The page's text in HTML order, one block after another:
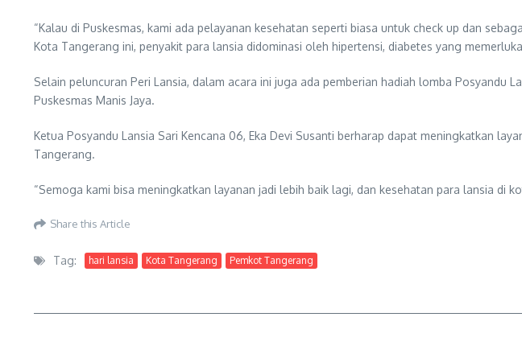
“Kalau di Puskesmas, kami ada pelayanan kesehatan seperti biasa untuk check up dan
Kota Tangerang ini, penyakit para lansia didominasi oleh hipertensi, diabetes yang
Selain peluncuran Peri Lansia, dalam acara ini juga ada pemberian hadiah lomba Posyandu
Puskesmas Manis Jaya.
Ketua Posyandu Lansia Sari Kencana 06, Eka Devi Susanti berharap dapat meningkatkan
Tangerang.
“Semoga kami bisa meningkatkan layanan jadi lebih baik lagi, dan kesehatan para lansia di
Share this Article
Tag: hari lansia Kota Tangerang Pemkot Tangerang